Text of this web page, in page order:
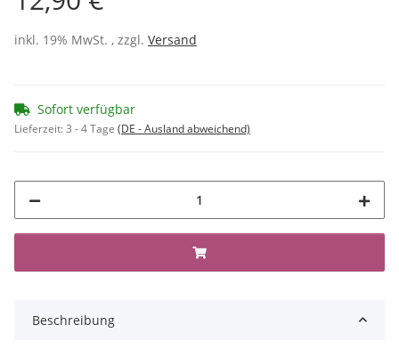
inkl. 19% MwSt. , zzgl. Versand
Sofort verfügbar
Lieferzeit:3 - 4 Tage (DE - Ausland abweichend)
Beschreibung